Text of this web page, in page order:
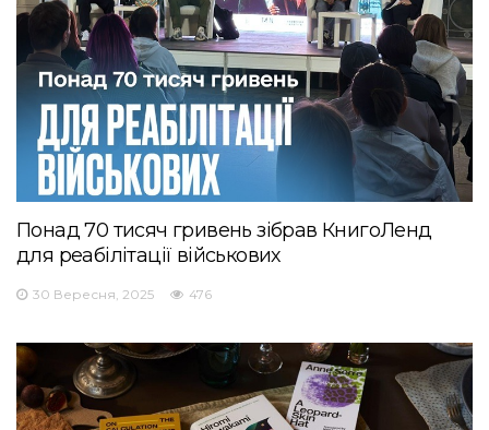
Понад 70 тисяч гривень зібрав КнигоЛенд
для реабілітації військових
30 Вересня, 2025 476